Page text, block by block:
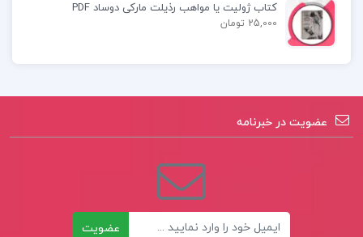
کتاب ژولیت یا مواهب رذیلت مارکی دوساد PDF
25,000 تومان
عضویت در خبرنامه
عضویت